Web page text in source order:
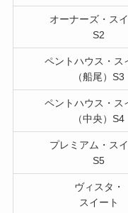
オーナーズ・ス
S2
ペントハウス・ス
（船尾）S3
ペントハウス・ス
（中央）S4
プレミアム・ス
S5
ヴィスタ・
スイート